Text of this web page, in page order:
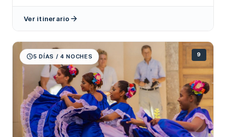
Ver itinerario
5 DÍAS / 4 NOCHES 9